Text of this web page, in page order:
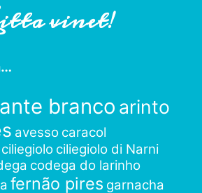
vinet!
branco arinto
avesso caracol
ciliegiolo ciliegiolo di Narni
codega do larinho
fernão pires garnacha